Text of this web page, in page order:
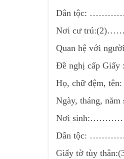
Dân tộc:
Nơi cư
Quan hệ với
Đề nghị cấp Giấy
Họ, chữ
Ngày,
Nơi
Dân tộc:
Giấy tờ tùy